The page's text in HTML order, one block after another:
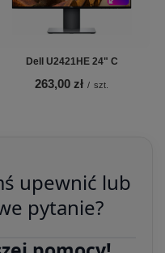
Dell U2421HE 24" C
263,00 zł / szt.
upewnić lub
pytanie?